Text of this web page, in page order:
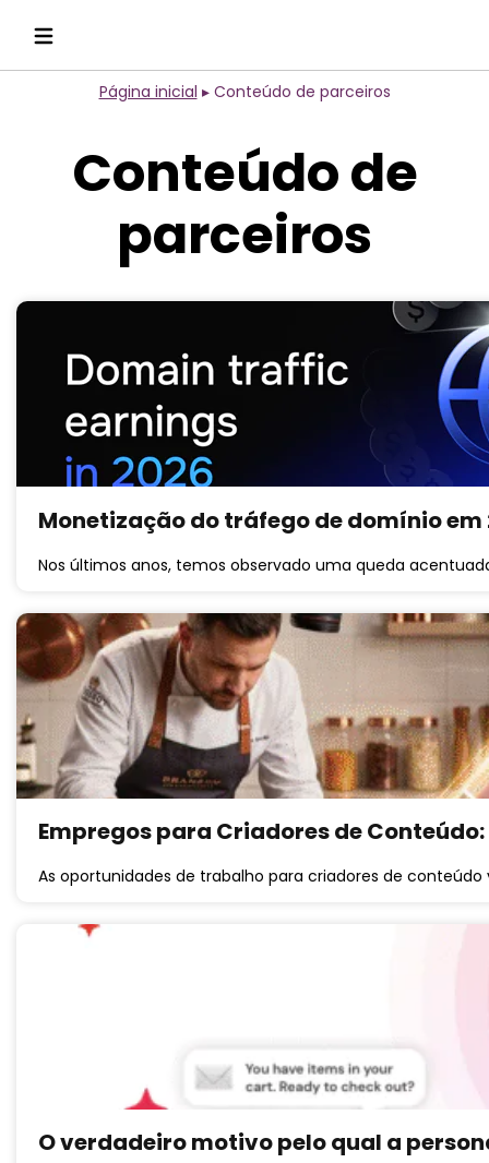
Página inicial ▸ Conteúdo de parceiros
Conteúdo de
parceiros
Monetização do tráfego de domínio em
Nos últimos anos, temos observado uma queda
Empregos para Criadores de
As oportunidades de trabalho para criadores de
O verdadeiro motivo pelo qual a